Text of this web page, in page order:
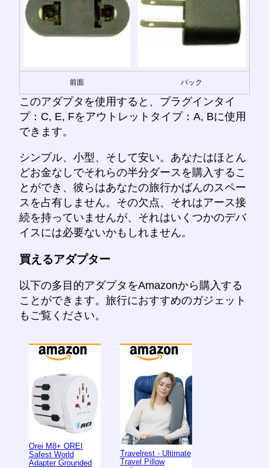
前面 バック
このアダプタを使用すると、プラグインタイ
プ：C, E, Fをアウトレットタイプ：A, Bに使用
できます。
シンプル、小型、そして安い。あなたはほとん
どお金なしでそれらの半分ダースを購入するこ
とができ、彼らはあなたの旅行かばんのスペー
スを占有しません。その欠点、それはアース接
続を持っていませんが、それはいくつかのデバ
イスには必要ないかもしれません。
買えるアダプター
以下の多目的アダプタをAmazonから購入する
ことができます。旅行におすすめのガジェット
もご覧ください。
Orei M8+ OREI
Safest World
Adapter Grounded
Travelrest - Ultimate
Travel Pillow